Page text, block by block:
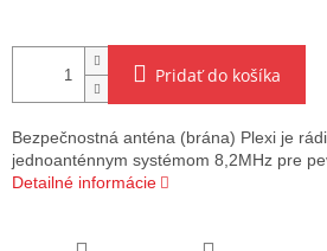
Pridať do košíka
Bezpečnostná anténa (brána) Plexi je
jednoanténnym systémom 8,2MHz pre
Detailné informácie